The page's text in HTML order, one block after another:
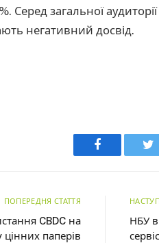
Серед загальної
негативний досвід.
Facebook
ПОПЕРЕДНЯ СТАТТЯ
CBDC на
цінних паперів
НБУ